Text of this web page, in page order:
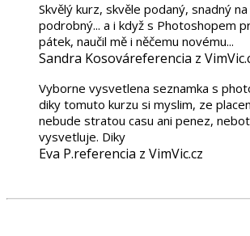
Skvělý kurz, skvěle podaný, snadný
podrobný... a i když s Photoshopem
pátek, naučil mě i něčemu novému...
Sandra Kosováreferencia z
Vyborne vysvetlena seznamka s
diky tomuto kurzu si myslim, ze
nebude stratou casu ani penez,
vysvetluje. Diky
Eva P.referencia z VimVic.cz